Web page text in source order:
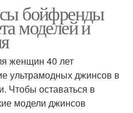
бойфренды
моделей и
женщин 40 лет
ультрамодных джинсов в
Чтобы оставаться в
модели джинсов